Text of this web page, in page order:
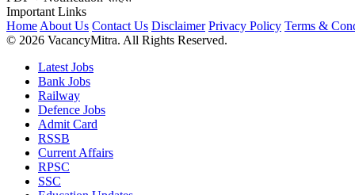
Important Links
Home About Us Contact Us Disclaimer Privacy Policy Terms &
© 2026 VacancyMitra. All Rights Reserved.
Latest Jobs
Bank Jobs
Railway
Defence Jobs
Admit Card
RSSB
Current Affairs
RPSC
SSC